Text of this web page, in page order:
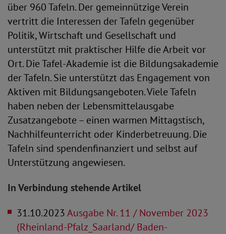
über 960 Tafeln. Der gemeinnützige Verein
vertritt die Interessen der Tafeln gegenüber
Politik, Wirtschaft und Gesellschaft und
unterstützt mit praktischer Hilfe die Arbeit vor
Ort. Die Tafel-Akademie ist die Bildungsakademie
der Tafeln. Sie unterstützt das Engagement von
Aktiven mit Bildungsangeboten. Viele Tafeln
haben neben der Lebensmittelausgabe
Zusatzangebote – einen warmen Mittagstisch,
Nachhilfeunterricht oder Kinderbetreuung. Die
Tafeln sind spendenfinanziert und selbst auf
Unterstützung angewiesen.
In Verbindung stehende Artikel
31.10.2023Ausgabe Nr. 11 / November 2023
(Rheinland-Pfalz_Saarland/ Baden-